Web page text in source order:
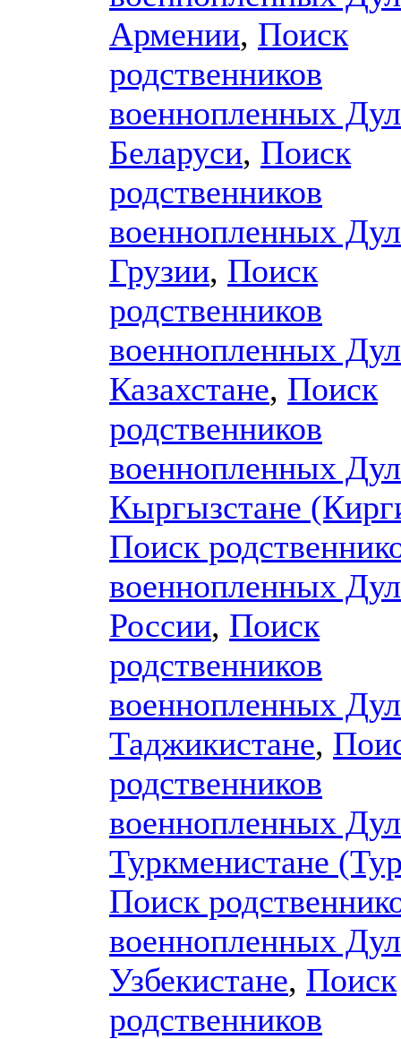
Армении, Поиск
родственников
военнопленных
Беларуси, Поиск
родственников
военнопленных
Грузии, Поиск
родственников
военнопленных
Казахстане, Поиск
родственников
военнопленных
Кыргызстане
Поиск
военнопленных
России, Поиск
родственников
военнопленных
Таджикистане,
родственников
военнопленных
Туркменистане
Поиск
военнопленных
Узбекистане, Поиск
родственников